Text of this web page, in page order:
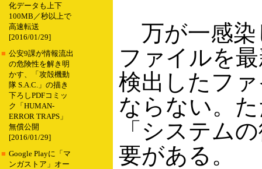
化データも上下
100MB／秒以上で
高速転送
[2016/01/29]
■ 公安9課が情報流出
の危険性を解き明
かす、「攻殻機動
隊 S.A.C.」の描き
下ろしPDFコミッ
ク「HUMAN-
ERROR TRAPS」
無償公開
[2016/01/29]
■ Google Playに「マ
ンガストア」オー
万が一感染
ファイルを
検出したフ
ならない。
「システム
要がある。